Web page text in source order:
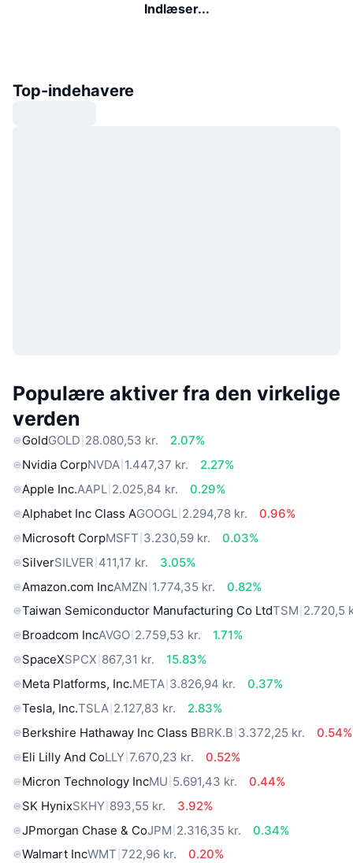
Indlæser...
Top-indehavere
Populære aktiver fra den virkelige
verden
GoldGOLD 28.080,53 kr.
2.07%
Nvidia CorpNVDA 1.447,37 kr.
2.27%
Apple Inc.AAPL 2.025,84 kr.
0.29%
Alphabet Inc Class AGOOGL 2.294,78 kr.
0.96%
Microsoft CorpMSFT 3.230,59 kr.
0.03%
SilverSILVER 411,17 kr.
3.05%
Amazon.com IncAMZN 1.774,35 kr.
0.82%
Taiwan Semiconductor Manufacturing Co LtdTSM 2.720,5
Broadcom IncAVGO 2.759,53 kr.
1.71%
SpaceXSPCX 867,31 kr.
15.83%
Meta Platforms, Inc.META 3.826,94 kr.
0.37%
Tesla, Inc.TSLA 2.127,83 kr.
2.83%
Berkshire Hathaway Inc Class BBRK.B 3.372,25 kr.
0.54%
Eli Lilly And CoLLY 7.670,23 kr.
0.52%
Micron Technology IncMU 5.691,43 kr.
0.44%
SK HynixSKHY 893,55 kr.
3.92%
JPmorgan Chase & CoJPM 2.316,35 kr.
0.34%
Walmart IncWMT 722,96 kr. 0.20%